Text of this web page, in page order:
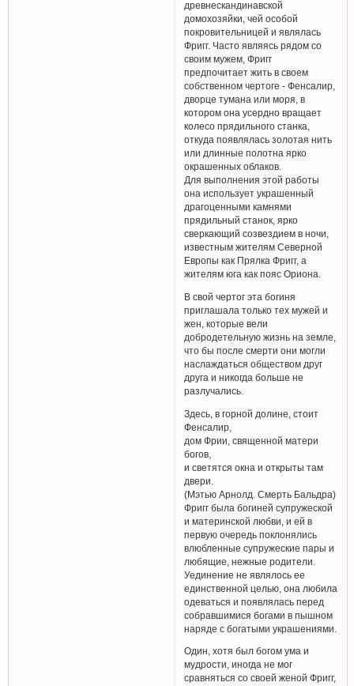
древнескандинавской
домохозяйки, чей особой
покровительницей и являлась
Фригг. Часто являясь рядом со
своим мужем, Фригг
предпочитает жить в своем
собственном чертоге - Фенсалир,
дворце тумана или моря, в
котором она усердно вращает
колесо прядильного станка,
откуда появлялась золотая нить
или длинные полотна ярко
окрашенных облаков.
Для выполнения этой работы
она использует украшенный
драгоценными камнями
прядильный станок, ярко
сверкающий созвездием в ночи,
известным жителям Северной
Европы как Прялка Фригг, а
жителям юга как пояс Ориона.
В свой чертог эта богиня
приглашала только тех мужей и
жен, которые вели
добродетельную жизнь на земле,
что бы после смерти они могли
наслаждаться обществом друг
друга и никогда больше не
разлучались.
Здесь, в горной долине, стоит
Фенсалир,
дом Фрии, священной матери
богов,
и светятся окна и открыты там
двери.
(Мэтью Арнолд. Смерть Бальдра)
Фригг была богиней супружеской
и материнской любви, и ей в
первую очередь поклонялись
влюбленные супружеские пары и
любящие, нежные родители.
Уединение не являлось ее
единственной целью, она любила
одеваться и появлялась перед
собравшимися богами в пышном
наряде с богатыми украшениями.
Один, хотя был богом ума и
мудрости, иногда не мог
сравняться со своей женой Фригг,